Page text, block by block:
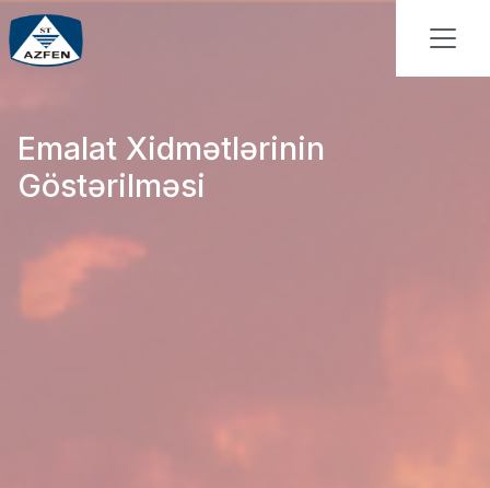
Emalat Xidmətlərinin
Göstərilməsi